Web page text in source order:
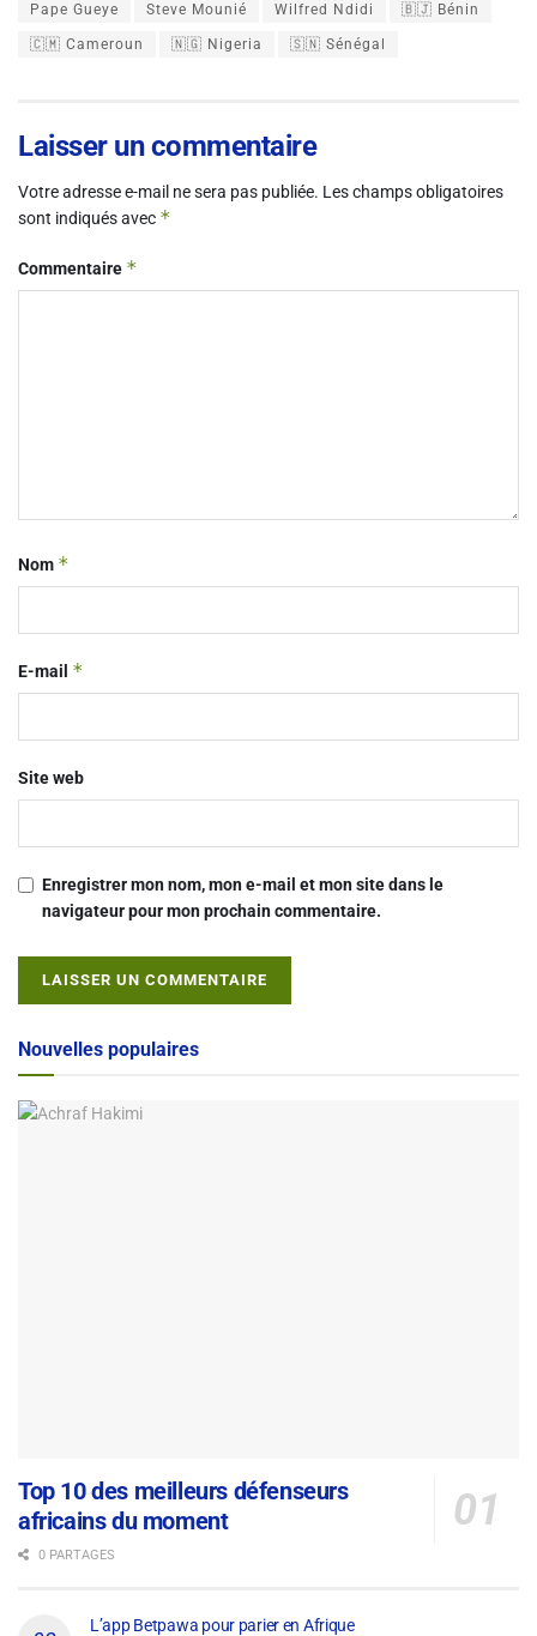
Pape Gueye Steve Mounié Wilfred Ndidi 🇧🇯 Bénin
🇨🇲 Cameroun 🇳🇬 Nigeria 🇸🇳 Sénégal
Laisser un commentaire
Votre adresse e-mail ne sera pas publiée. Les champs obligatoires
sont indiqués avec *
Commentaire *
Nom *
E-mail *
Site web
Enregistrer mon nom, mon e-mail et mon site dans le
navigateur pour mon prochain commentaire.
Alternative:
Nouvelles populaires
Top 10 des meilleurs défenseurs
africains du moment
0 PARTAGES
L’app Betpawa pour parier en Afrique